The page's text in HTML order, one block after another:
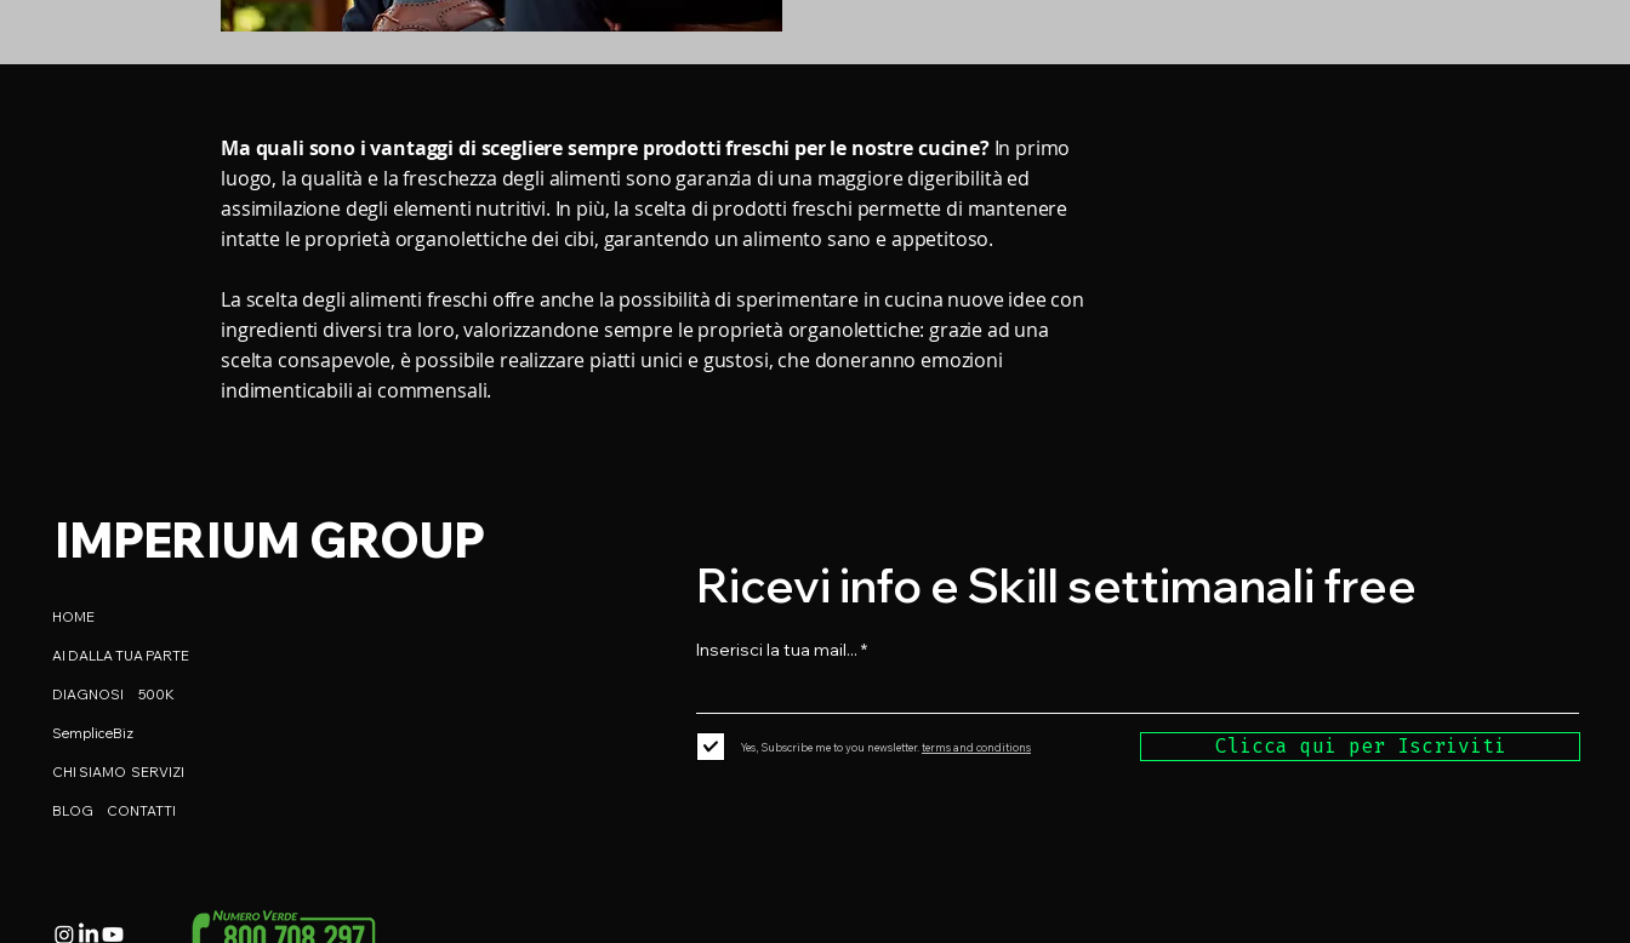
Ma quali sono i vantaggi di scegliere sempre prodotti freschi per le nostre cucine?In primo
luogo, la qualità e la freschezza degli alimenti sono garanzia di una maggiore digeribilità ed
assimilazione degli elementi nutritivi. In più, la scelta di prodotti freschi permette di mantenere
intatte le proprietà organolettiche dei cibi, garantendo un alimento sano e appetitoso.
La scelta degli alimenti freschi offre anche la possibilità di sperimentare in cucina nuove idee con
ingredienti diversi tra loro, valorizzandone sempre le proprietà organolettiche: grazie ad una
scelta consapevole, è possibile realizzare piatti unici e gustosi, che doneranno emozioni
indimenticabili ai commensali.
IMPERIUM GROUP
HOME
AI DALLA TUA PARTE
DIAGNOSI 500K
SempliceBiz
CHI SIAMO SERVIZI
BLOG CONTATTI
Ricevi info e Skill settimanali free
Inserisci la tua mail...
Yes, Subscribe me to you newsletter. terms and conditions Clicca qui per Iscriviti